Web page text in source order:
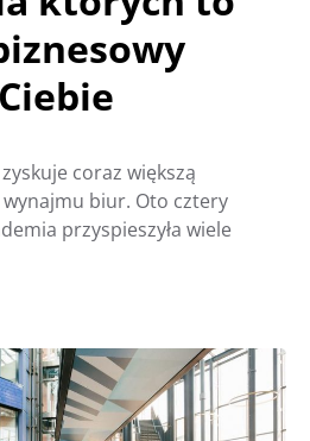
coraz większą
biur. Oto cztery
przyspieszyła wiele